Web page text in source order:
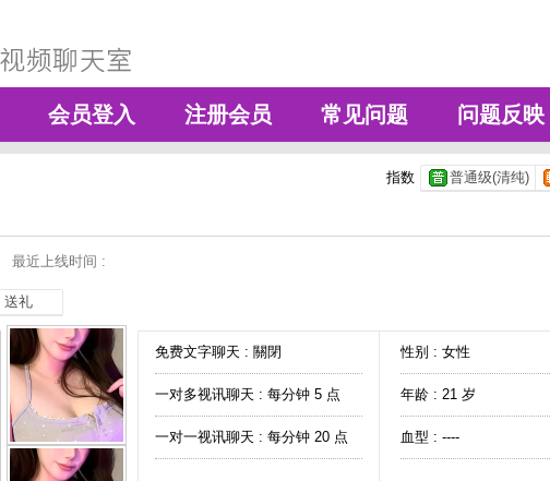
会员登入 注册会员 常见问题 问题反映
指数 普通级(清纯)
最近上线时间 :
送礼
免费文字聊天 : 關閉
一对多视讯聊天 : 每分钟 5 点
一对一视讯聊天 : 每分钟 20 点
性别 : 女性
年龄 : 21 岁
血型 : ----